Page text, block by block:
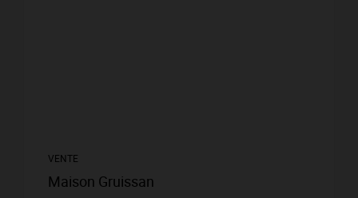
VENTE
Maison Gruissan